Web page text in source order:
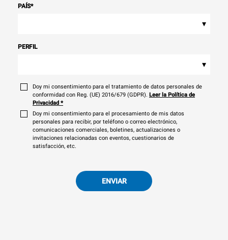
PAÍS*
▾
PERFIL
▾
Doy mi consentimiento para el tratamiento de datos personales de
conformidad con Reg. (UE) 2016/679 (GDPR). Leer la Política de
Privacidad *
Doy mi consentimiento para el procesamiento de mis datos
personales para recibir, por teléfono o correo electrónico,
comunicaciones comerciales, boletines, actualizaciones o
invitaciones relacionadas con eventos, cuestionarios de
satisfacción, etc.
ENVIAR